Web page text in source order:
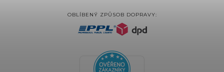
OBLÍBENÝ ZPŮSOB DOPRAVY: